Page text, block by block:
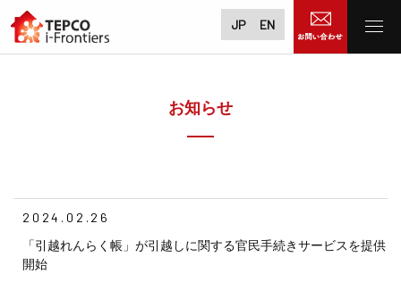
JP EN
お知らせ
2024.02.26
「引越れんらく帳」が引越しに関する官民手続きサービスを提供
開始